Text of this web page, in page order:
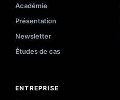
Académie
Présentation
Newsletter
Études de cas
ENTREPRISE